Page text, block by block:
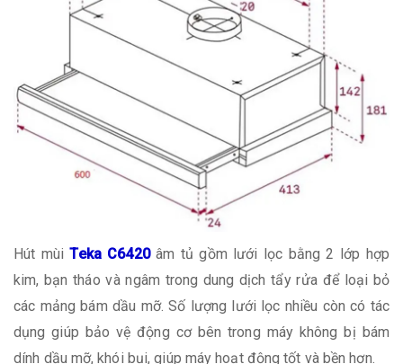
Hút mùiTeka C6420 âm tủ gồm lưới lọc bằng 2 lớp hợp
kim, bạn tháo và ngâm trong dung dịch tẩy rửa để loại bỏ
các mảng bám dầu mỡ. Số lượng lưới lọc nhiều còn có tác
dụng giúp bảo vệ động cơ bên trong máy không bị bám
dính dầu mỡ, khói bụi, giúp máy hoạt động tốt và bền hơn.